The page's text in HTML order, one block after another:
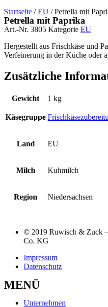
Startseite /EU / Petrella mit
Petrella mit Paprika
Art.-Nr. 3805 Kategorie EU
Hergestellt aus Frischkäse und
Verfeinerung in der Küche oder
Zusätzliche
Gewicht 1 kg
Käsegruppe
Land EU
Milch Kuhmilch
Region Niedersachsen
© 2019 Ruwisch & Zuck
Co. KG
Impressum
Datenschutz
MENÜ
Unternehmen